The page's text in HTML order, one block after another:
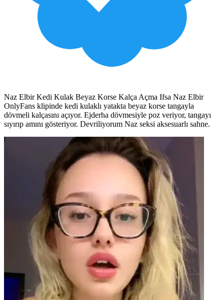
Naz Elbir Kedi Kulak Beyaz Korse Kalça Açma Ifsa Naz Elbir
OnlyFans klipinde kedi kulaklı yatakta beyaz korse tangayla
dövmeli kalçasını açıyor. Ejderha dövmesiyle poz veriyor, tangayı
sıyırıp amını gösteriyor. Devriliyorum Naz seksi aksesuarlı sahne.